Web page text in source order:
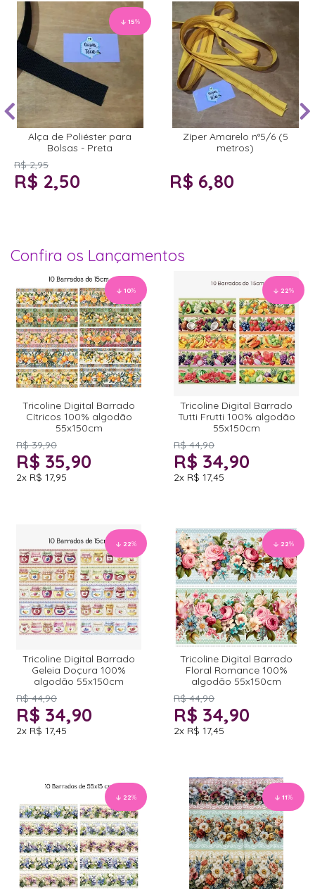
15%
Alça de Poliéster para
Bolsas - Preta
R$ 2,95
R$ 2,50
Zíper Amarelo n°5/6 (5
metros)
R$ 6,80
Confira os Lançamentos
10%
Tricoline Digital Barrado
Cítricos 100% algodão
55x150cm
R$ 39,90
R$ 35,90
2x R$ 17,95
22%
Tricoline Digital Barrado
Tutti Frutti 100% algodão
55x150cm
R$ 44,90
R$ 34,90
2x R$ 17,45
22%
Tricoline Digital Barrado
Geleia Doçura 100%
algodão 55x150cm
R$ 44,90
R$ 34,90
2x R$ 17,45
22%
Tricoline Digital Barrado
Floral Romance 100%
algodão 55x150cm
R$ 44,90
R$ 34,90
2x R$ 17,45
22% 11%